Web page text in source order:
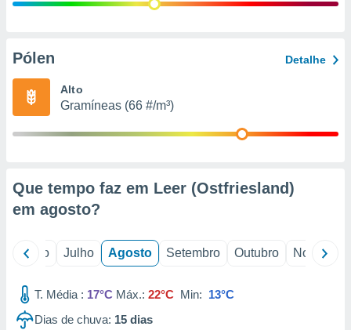
e
de
Pólen Detalhe
Alto
Gramíneas (66 #/m³)
Que tempo faz em Leer (Ostfriesland)
em agosto?
Junho Julho Agosto Setembro Outubro Novembro
T. Média : 17°C Máx.: 22°C Min: 13°C
Dias de chuva: 15 dias